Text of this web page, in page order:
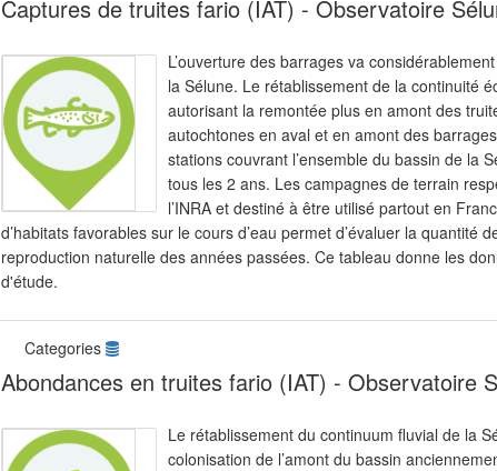
Captures de truites fario (IAT) - Observatoire
L’ouverture des barrages va
la Sélune. Le rétablissement de la continuité
autorisant la remontée plus en amont des
autochtones en aval et en amont des
stations couvrant l’ensemble du bassin de la
tous les 2 ans. Les campagnes de terrain
l’INRA et destiné à être utilisé partout en
d’habitats favorables sur le cours d’eau permet d’évaluer la quantité
reproduction naturelle des années passées. Ce tableau donne les
d'étude.
Categories
Abondances en truites fario (IAT) - Observatoire
Le rétablissement du continuum fluvial de la
colonisation de l’amont du bassin